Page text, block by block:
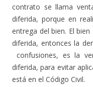
contrato se llama
diferida, porque en
entrega del bien. El
diferida, entonces la
confusiones, es la
diferida, para evitar
está en el Código Civil.